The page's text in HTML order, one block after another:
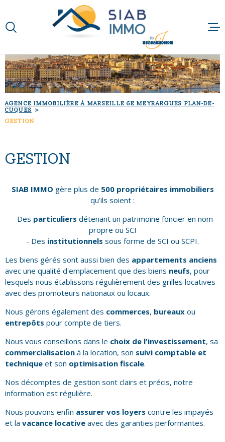
menu
contenu
ACCUEIL
QUI SOMMES-
AGENCE IMMOBILIÈRE À MARSEILLE 6E MEYRARGUES PLAN-DE-
CUQUES
GESTION
GESTION
SIAB IMMO gère plus de 500 propriétaires immobiliers
qu’ils soient :
- Des particuliers détenant un patrimoine foncier en nom
propre ou SCI
- Des institutionnels sous forme de SCI ou SCPI.
Les biens gérés sont aussi bien des appartements anciens
avec une qualité d'emplacement que des biens neufs, pour
lesquels nous établissons régulièrement des grilles locatives
avec des promoteurs nationaux ou locaux.
Nous gérons également des commerces, bureaux ou
entrepôts pour compte de tiers.
Nous vous conseillons dans le choix de l'investissement, sa
commercialisation à la location, son suivi comptable et
technique et son optimisation fiscale.
Nos décomptes de gestion sont clairs et précis, notre
information est régulière.
Nous pouvons enfin assurer vos loyers contre les impayés
et la vacance locative avec des garanties performantes.
VOTRE
RECHERCHE
TYPE
D'OFFRE
Budget
BUDGET